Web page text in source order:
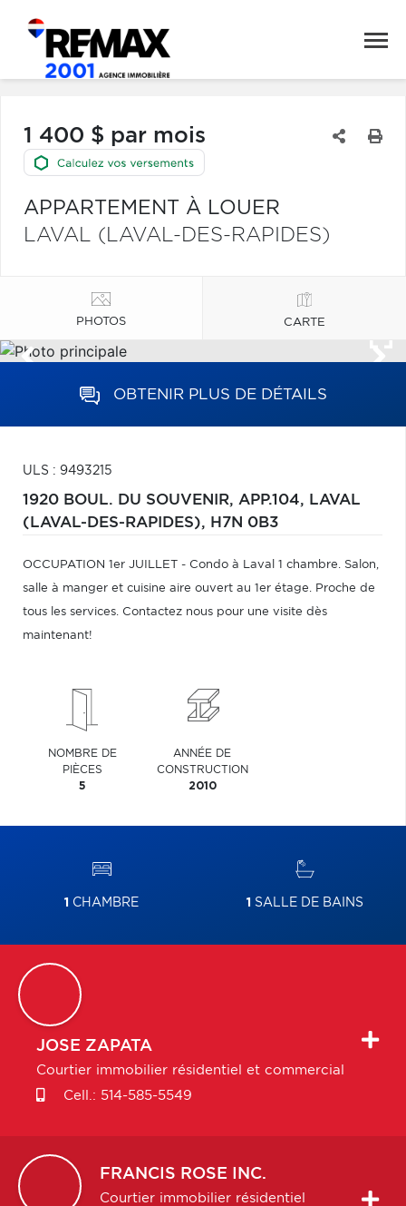
1 400 $ par mois
APPARTEMENT À LOUER
LAVAL (LAVAL-DES-RAPIDES)
PHOTOS CARTE
OBTENIR PLUS DE DÉTAILS
ULS : 9493215
1920 BOUL. DU SOUVENIR, APP.104, LAVAL
(LAVAL-DES-RAPIDES), H7N 0B3
OCCUPATION 1er JUILLET - Condo à Laval 1 chambre. Salon,
salle à manger et cuisine aire ouvert au 1er étage. Proche de
tous les services. Contactez nous pour une visite dès
maintenant!
NOMBRE DE
PIÈCES
5
ANNÉE DE
CONSTRUCTION
2010
1 CHAMBRE 1 SALLE DE BAINS
JOSE ZAPATA
Courtier immobilier résidentiel et commercial
Cell.: 514-585-5549
FRANCIS ROSE INC.
Courtier immobilier résidentiel